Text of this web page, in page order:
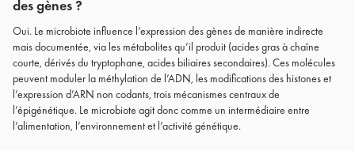
des gènes ?
Oui. Le microbiote influence l’expression des gènes de manière indirecte
mais documentée, via les métabolites qu’il produit (acides gras à chaîne
courte, dérivés du tryptophane, acides biliaires secondaires). Ces molécules
peuvent moduler la méthylation de l’ADN, les modifications des histones et
l’expression d’ARN non codants, trois mécanismes centraux de
l’épigénétique. Le microbiote agit donc comme un intermédiaire entre
l’alimentation, l’environnement et l’activité génétique.